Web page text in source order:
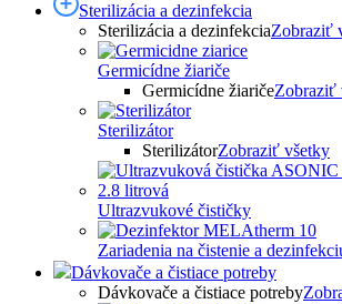
Sterilizácia a dezinfekcia
Sterilizácia a dezinfekciaZobraziť
Germicídne žiariče
Germicídne žiaričeZobraziť
Sterilizátor
SterilizátorZobraziť všetky
Ultrazvukové čističky
Zariadenia na čistenie a
Dávkovače a čistiace potreby
Dávkovače a čistiace potreby